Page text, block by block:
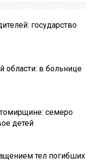
государство
области: в больнице
семеро
детей
тел погибших